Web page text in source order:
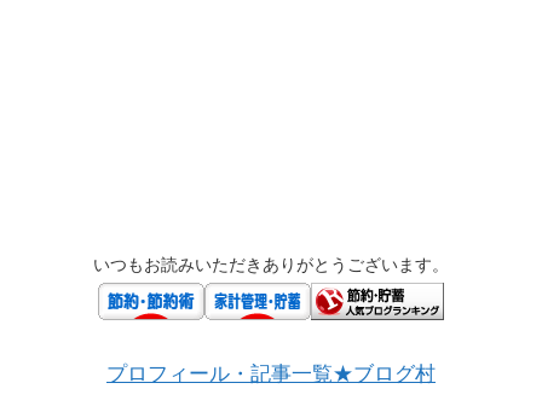
いつもお読みいただきありがとうございます。
プロフィール・記事一覧★ブログ村